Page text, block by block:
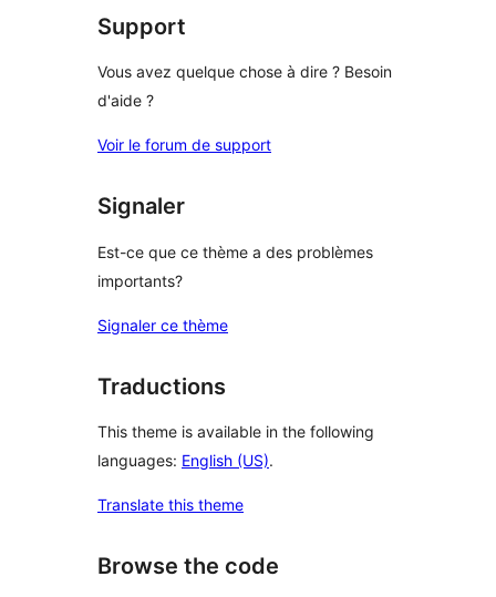
Support
Vous avez quelque chose à dire ? Besoin
d'aide ?
Voir le forum de support
Signaler
Est-ce que ce thème a des problèmes
importants?
Signaler ce thème
Traductions
This theme is available in the following
languages: English (US).
Translate this theme
Browse the code